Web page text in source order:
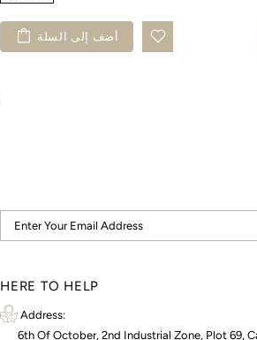
أضف إلى السلة
HERE TO HELP
Address:
6th Of October, 2nd Industrial Zone, Plot 69,